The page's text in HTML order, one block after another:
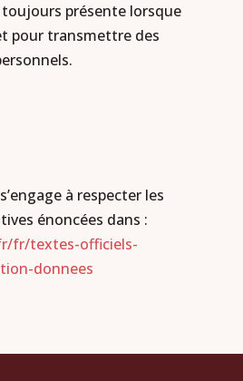
présente lorsque
pour transmettre des
à respecter les
énoncées dans :
fr/textes-officiels-
donnees